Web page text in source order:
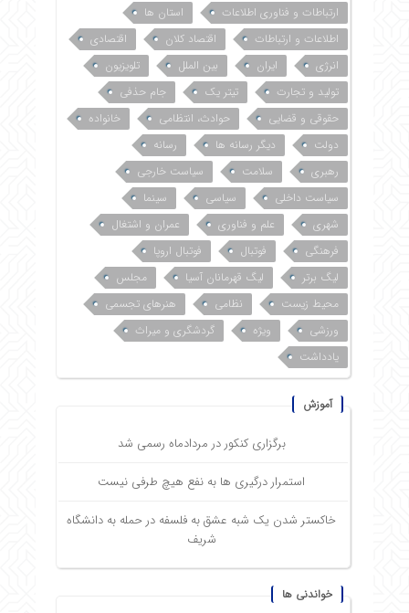
ارتباطات و فناوری اطلاعات
استان ها
اطلاعات و ارتباطات
اقتصاد کلان
اقتصادی
انرژی
ایران بین الملل
تلویزیون
تولید و تجارت
تیتر یک
جام حذفی
حقوقی و قضایی
حوادث، انتظامی
خانواده
دولت
دیگر رسانه ها
رسانه
رهبری
سلامت
سیاست خارجی
سیاست داخلی
سیاسی
سینما
شهری
علم و فناوری
عمران و اشتغال
فرهنگی
فوتبال
فوتبال اروپا
لیگ برتر
لیگ قهرمانان آسیا
مجلس
محیط زیست
نظامی
هنرهای تجسمی
ورزشی
ویژه
گردشگری و میراث
یادداشت
آموزش
برگزاری کنکور در مردادماه رسمی شد
استمرار درگیری ها به نفع هیچ طرفی نیست
خاکستر شدن یک شبه عشق به فلسفه در حمله به دانشگاه
شریف
خواندنی ها